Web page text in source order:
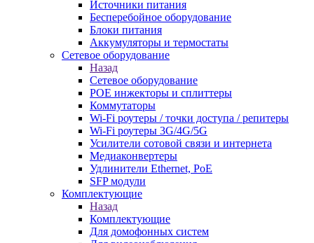
Источники питания
Бесперебойное оборудование
Блоки питания
Аккумуляторы и термостаты
Сетевое оборудование
Назад
Сетевое оборудование
POE инжекторы и сплиттеры
Коммутаторы
Wi-Fi роутеры / точки доступа / репитеры
Wi-Fi роутеры 3G/4G/5G
Усилители сотовой связи и интернета
Медиаконвертеры
Удлинители Ethernet, PoE
SFP модули
Комплектующие
Назад
Комплектующие
Для домофонных систем